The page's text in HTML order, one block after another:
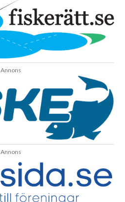
Annons
Annons